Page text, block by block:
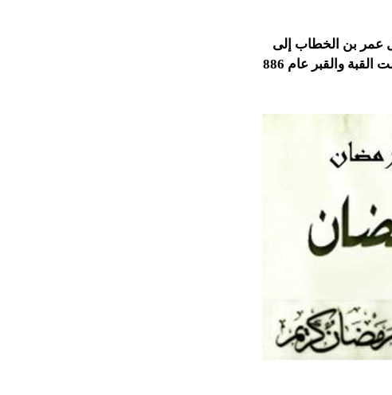
عمر بن الخطاب إلى
فلسطين، وفتح بيت القدس عام 15 هـ، وتعرض المسجد النبوى لصاعقة، وسلمت القبة والقبر عام 886